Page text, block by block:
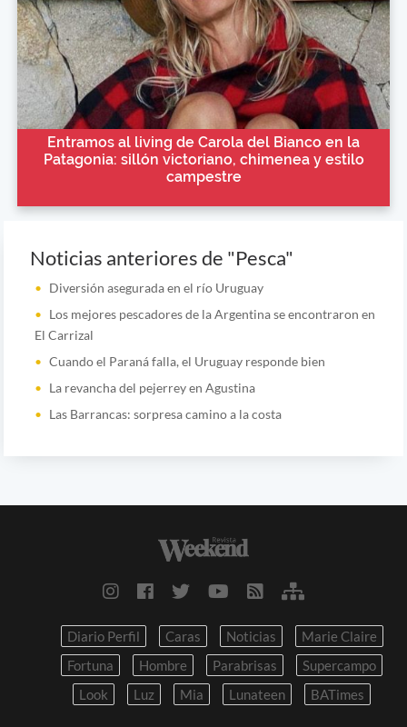
Entramos al living de Carola del Bianco en la
Patagonia: sillón victoriano, chimenea y estilo
campestre
Noticias anteriores de "Pesca"
Diversión asegurada en el río Uruguay
Los mejores pescadores de la Argentina se encontraron en
El Carrizal
Cuando el Paraná falla, el Uruguay responde bien
La revancha del pejerrey en Agustina
Las Barrancas: sorpresa camino a la costa
Diario Perfil Caras Noticias
Marie Claire
Fortuna
Hombre Parabrisas
Supercampo
Look
Luz Mia Lunateen BATimes